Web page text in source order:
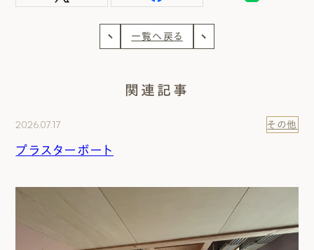
一覧へ戻る
関連記事
2026.07.17 その他
プラスターボート